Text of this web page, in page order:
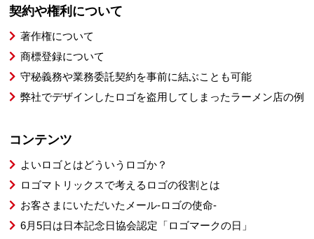
契約や権利について
著作権について
商標登録について
守秘義務や業務委託契約を事前に結ぶことも可能
弊社でデザインしたロゴを盗用してしまったラーメン店の例
コンテンツ
よいロゴとはどういうロゴか？
ロゴマトリックスで考えるロゴの役割とは
お客さまにいただいたメール-ロゴの使命-
6月5日は日本記念日協会認定「ロゴマークの日」